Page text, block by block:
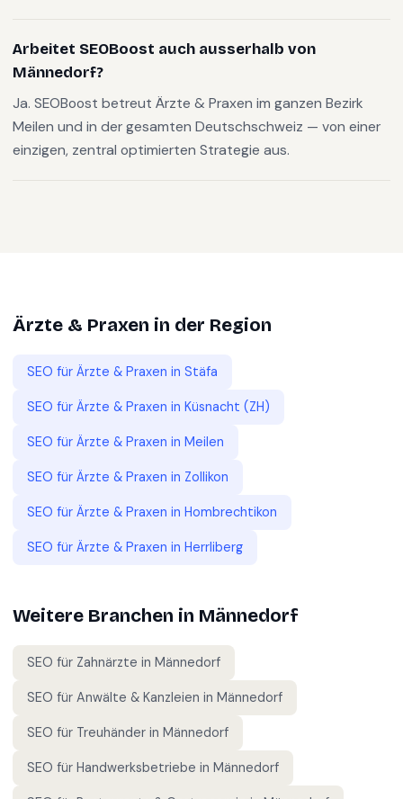
Arbeitet SEOBoost auch ausserhalb von
Männedorf?
Ja. SEOBoost betreut Ärzte & Praxen im ganzen Bezirk
Meilen und in der gesamten Deutschschweiz — von einer
einzigen, zentral optimierten Strategie aus.
Ärzte & Praxen in der Region
SEO für Ärzte & Praxen in Stäfa
SEO für Ärzte & Praxen in Küsnacht (ZH)
SEO für Ärzte & Praxen in Meilen
SEO für Ärzte & Praxen in Zollikon
SEO für Ärzte & Praxen in Hombrechtikon
SEO für Ärzte & Praxen in Herrliberg
Weitere Branchen in Männedorf
SEO für Zahnärzte in Männedorf
SEO für Anwälte & Kanzleien in Männedorf
SEO für Treuhänder in Männedorf
SEO für Handwerksbetriebe in Männedorf